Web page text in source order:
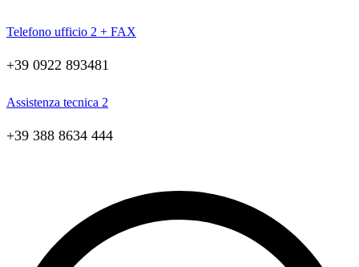
Telefono ufficio 2 + FAX
+39 0922 893481
Assistenza tecnica 2
+39 388 8634 444